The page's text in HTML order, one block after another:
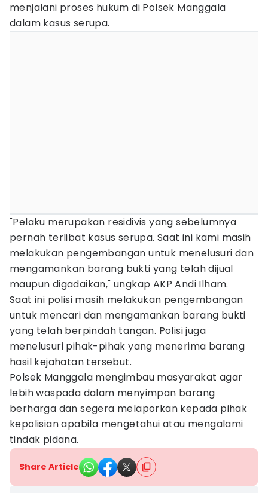
menjalani proses hukum di Polsek Manggala
dalam kasus serupa.
"Pelaku merupakan residivis yang sebelumnya
pernah terlibat kasus serupa. Saat ini kami masih
melakukan pengembangan untuk menelusuri dan
mengamankan barang bukti yang telah dijual
maupun digadaikan," ungkap AKP Andi Ilham.
Saat ini polisi masih melakukan pengembangan
untuk mencari dan mengamankan barang bukti
yang telah berpindah tangan. Polisi juga
menelusuri pihak-pihak yang menerima barang
hasil kejahatan tersebut.
Polsek Manggala mengimbau masyarakat agar
lebih waspada dalam menyimpan barang
berharga dan segera melaporkan kepada pihak
kepolisian apabila mengetahui atau mengalami
tindak pidana.
Share Article